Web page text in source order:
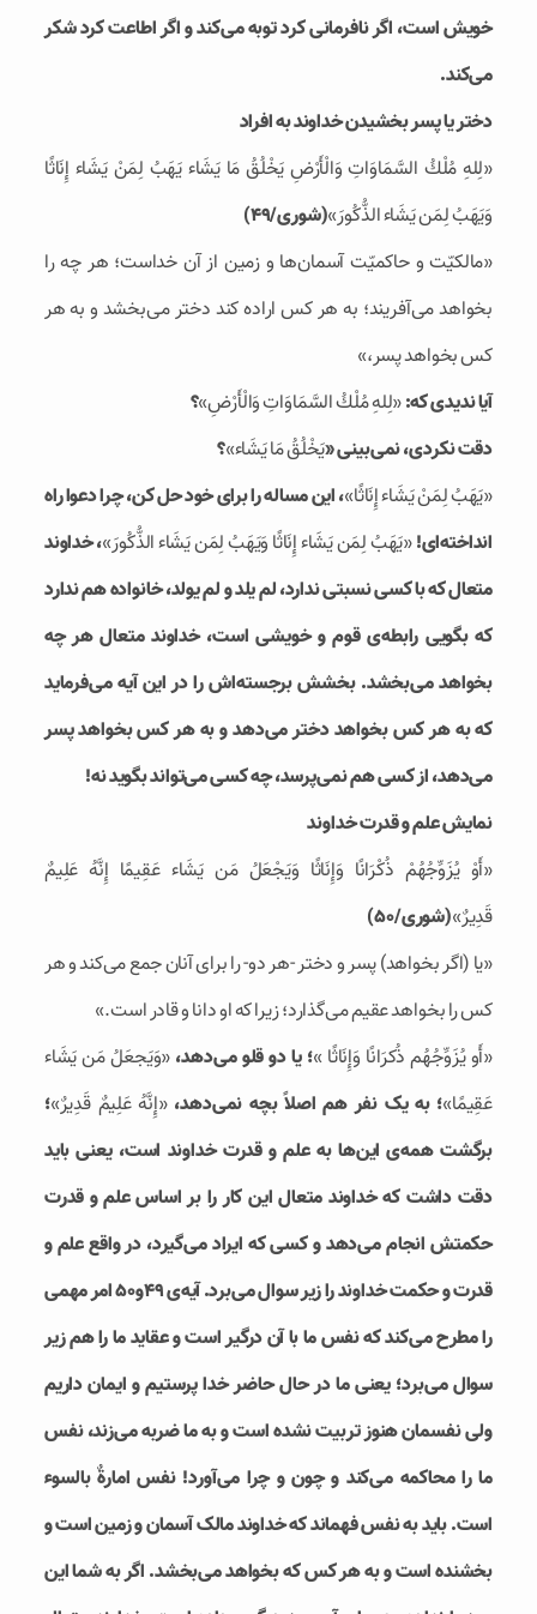
خویش است، اگر نافرمانی كرد توبه می‌كند و اگر اطاعت كرد شكر
می‌كند.
دختر یا پسر بخشیدن خداوند به افراد
«لِلهِ مُلْكُ السَّمَاوَاتِ وَالْأَرْضِ يَخْلُقُ مَا يَشَاء يَهَبُ لِمَنْ يَشَاء إِنَاثًا
وَيَهَبُ لِمَن يَشَاء الذُّكُورَ»(شوری/49)
«مالکيّت و حاکميّت آسمان‌ها و زمين از آن خداست؛ هر چه را
بخواهد مى‌‏آفريند؛ به هر کس اراده کند دختر مى‏‌بخشد و به هر
کس بخواهد پسر،»
آیا ندیدی كه:«لِلهِ مُلْكُ السَّمَاوَاتِ وَالْأَرْضِ»؟
دقت نكردی، نمی‌بینی «يَخْلُقُ مَا يَشَاء»؟
«يَهَبُ لِمَنْ يَشَاء إِنَاثًا»، این مساله را برای خود حل كن، چرا دعوا راه
انداخته‌ای!«يَهَبُ لِمَن يَشَاء إِنَاثًا وَيَهَبُ لِمَن يَشَاء الذُّكُورَ»، خداوند
متعال كه با كسی نسبتی ندارد، لم یلد و لم یولد، خانواده هم ندارد
كه بگویی رابطه‌ی قوم و خویشی است، خداوند متعال هر چه
بخواهد می‌بخشد. بخشش برجسته‌اش را در این آیه می‌فرماید
كه به هر كس بخواهد دختر می‌دهد و به هر كس بخواهد پسر
می‌دهد، از کسی هم نمی‌پرسد، چه كسی می‌تواند بگوید نه!
نمایش علم و قدرت خداوند
«أَوْ يُزَوِّجُهُمْ ذُكْرَانًا وَإِنَاثًا وَيَجْعَلُ مَن يَشَاء عَقِيمًا إِنَّهُ عَلِيمٌ
قَدِيرٌ»(شوری/50)
«يا (اگر بخواهد) پسر و دختر -هر دو- را براى آنان جمع می‌کند و هر
کس را بخواهد عقيم مى‏‌گذارد؛ زيرا که او دانا و قادر است.»
«أَو يُزَوِّجُهُم ذُكرَانًا وَإِنَاثًا »؛ یا دو قلو می‌دهد،«وَيَجعَلُ مَن يَشَاء
عَقِيمًا»؛ به یک نفر هم اصلاً بچه نمی‌دهد،«إِنَّهُ عَلِيمٌ قَدِيرٌ»؛
‌برگشت همه‌ی این‌ها به علم و قدرت خداوند است، ‌یعنی باید
دقت داشت كه خداوند متعال این كار را بر اساس علم و قدرت
حكمتش انجام می‌دهد و کسی که ایراد می‌گیرد، در واقع علم و
قدرت و حکمت خداوند را زیر سوال می‌برد. آیه‌ی 49و50 امر مهمی
را مطرح می‌کند که نفس ما با آن درگیر است و عقاید ما را هم زیر
سوال می‌برد؛ یعنی ما در حال حاضر خدا پرستیم و ایمان داریم
ولی نفسمان هنوز تربیت نشده است و به ما ضربه می‌زند،‌ نفس
ما را محاکمه می‌کند و چون و چرا می‌آورد! نفس امارةٌ بالسوء
است. باید به نفس فهماند كه خداوند مالک آسمان و زمین است و
بخشنده است و به هر كس که بخواهد می‌بخشد. اگر به شما این